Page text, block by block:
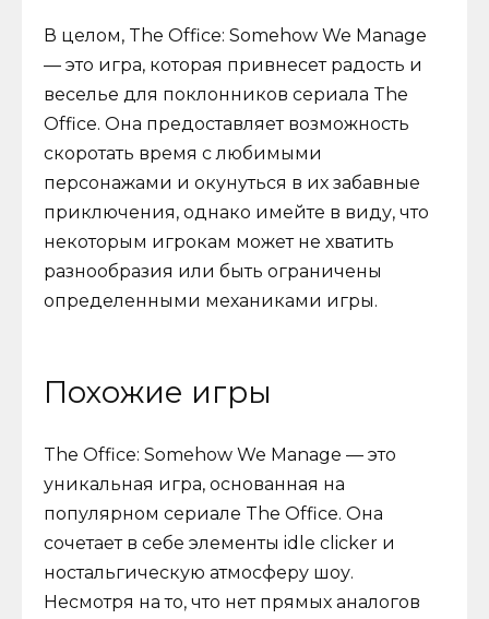
В целом, The Office: Somehow We Manage
— это игра, которая привнесет радость и
веселье для поклонников сериала The
Office. Она предоставляет возможность
скоротать время с любимыми
персонажами и окунуться в их забавные
приключения, однако имейте в виду, что
некоторым игрокам может не хватить
разнообразия или быть ограничены
определенными механиками игры.
Похожие игры
The Office: Somehow We Manage — это
уникальная игра, основанная на
популярном сериале The Office. Она
сочетает в себе элементы idle clicker и
ностальгическую атмосферу шоу.
Несмотря на то, что нет прямых аналогов